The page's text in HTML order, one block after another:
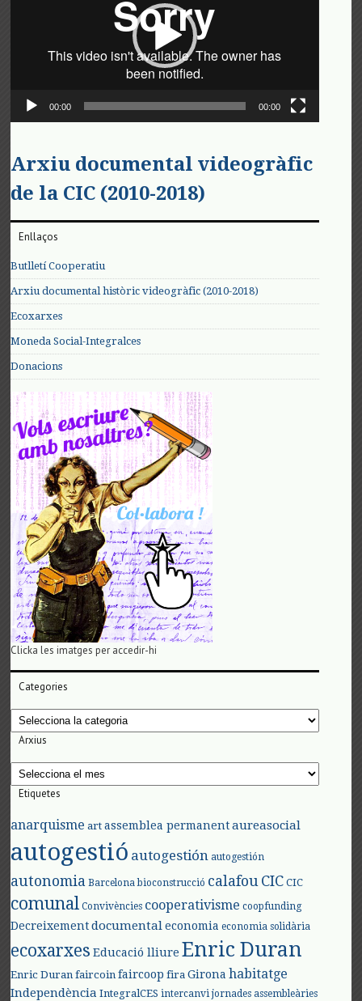
00:00 00:00
Arxiu documental videogràfic
de la CIC (2010-2018)
Enllaços
Butlletí Cooperatiu
Arxiu documental històric videogràfic (2010-2018)
Ecoxarxes
Moneda Social-Integralces
Donacions
Clicka les imatges per accedir-hi
Categories
Categories
Arxius
Arxius
Etiquetes
anarquisme art assemblea permanent aureasocial
autogestió autogestión autogestión
autonomia Barcelona bioconstrucció calafou CIC CIC
comunal Convivències cooperativisme coopfunding
Decreixement documental economia economia solidària
ecoxarxes Educació lliure Enric Duran
Enric Duran faircoin faircoop fira Girona habitatge
Independència IntegralCES intercanvi jornades assembleàries